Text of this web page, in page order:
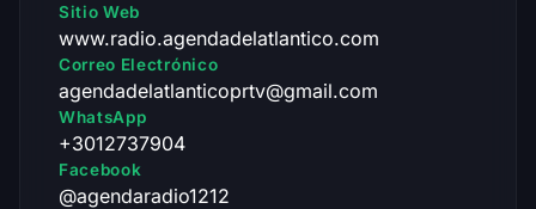
Sitio Web
www.radio.agendadelatlantico.com
Correo Electrónico
agendadelatlanticoprtv@gmail.com
WhatsApp
+3012737904
Facebook
@agendaradio1212